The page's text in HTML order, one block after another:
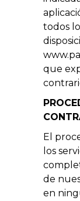
todos
que
El
los
de
en